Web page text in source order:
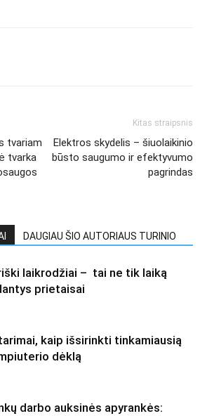
tvariam
tvarka
Kitas straipsnis
Elektros skydelis – šiuolaikinio
būsto saugumo ir efektyvumo
pagrindas
DAUGIAU ŠIO AUTORIAUS TURINIO
laikrodžiai – tai ne tik laiką
prietaisai
kaip išsirinkti tinkamiausią
dėklą
darbo auksinės apyrankės: